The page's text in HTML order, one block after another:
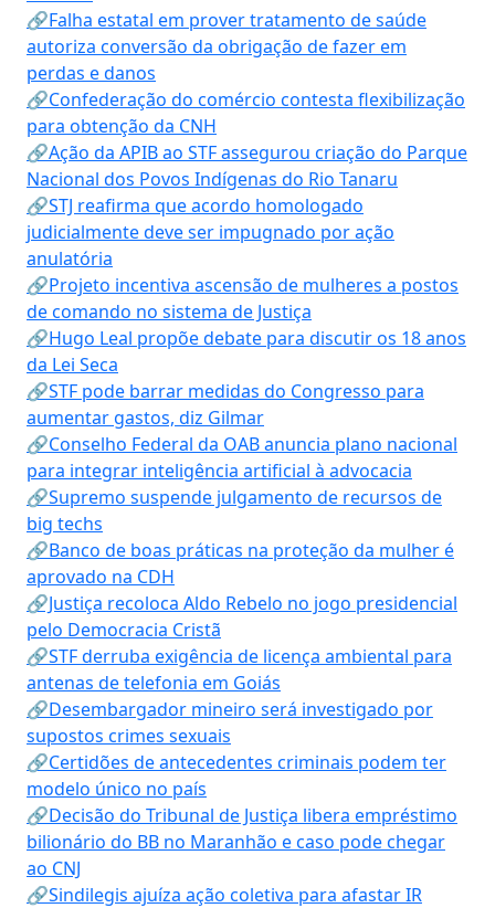
🔗Falha estatal em prover tratamento de saúde
autoriza conversão da obrigação de fazer em
perdas e danos
🔗Confederação do comércio contesta flexibilização
para obtenção da CNH
🔗Ação da APIB ao STF assegurou criação do Parque
Nacional dos Povos Indígenas do Rio Tanaru
🔗STJ reafirma que acordo homologado
judicialmente deve ser impugnado por ação
anulatória
🔗Projeto incentiva ascensão de mulheres a postos
de comando no sistema de Justiça
🔗Hugo Leal propõe debate para discutir os 18 anos
da Lei Seca
🔗STF pode barrar medidas do Congresso para
aumentar gastos, diz Gilmar
🔗Conselho Federal da OAB anuncia plano nacional
para integrar inteligência artificial à advocacia
🔗Supremo suspende julgamento de recursos de
big techs
🔗Banco de boas práticas na proteção da mulher é
aprovado na CDH
🔗Justiça recoloca Aldo Rebelo no jogo presidencial
pelo Democracia Cristã
🔗STF derruba exigência de licença ambiental para
antenas de telefonia em Goiás
🔗Desembargador mineiro será investigado por
supostos crimes sexuais
🔗Certidões de antecedentes criminais podem ter
modelo único no país
🔗Decisão do Tribunal de Justiça libera empréstimo
bilionário do BB no Maranhão e caso pode chegar
ao CNJ
🔗Sindilegis ajuíza ação coletiva para afastar IR